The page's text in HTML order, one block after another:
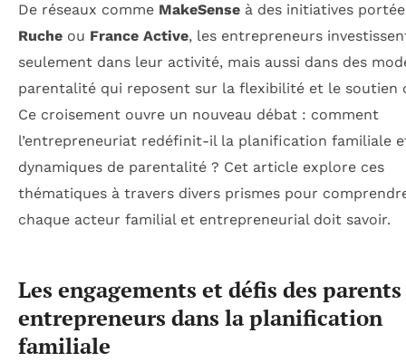
De réseaux comme MakeSense à des initiatives
Ruche ou France Active, les entrepreneurs
seulement dans leur activité, mais aussi dans des
parentalité qui reposent sur la flexibilité et le soutien
Ce croisement ouvre un nouveau débat : comment
l’entrepreneuriat redéfinit-il la planification familiale
dynamiques de parentalité ? Cet article explore ces
thématiques à travers divers prismes pour
chaque acteur familial et entrepreneurial doit savoir.
Les engagements et défis des parents
entrepreneurs dans la planification
familiale